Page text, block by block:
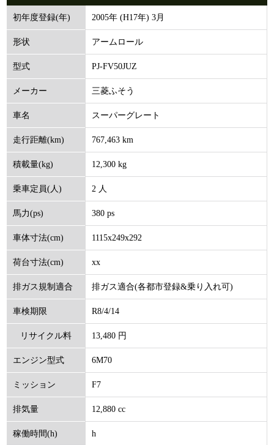
初年度登録(年) 2005年 (H17年) 3月
形状 アームロール
型式 PJ-FV50JUZ
メーカー 三菱ふそう
車名 スーパーグレート
走行距離(km) 767,463 km
積載量(kg) 12,300 kg
乗車定員(人) 2 人
馬力(ps) 380 ps
車体寸法(cm) 1115x249x292
荷台寸法(cm) xx
排ガス規制適合 排ガス適合(各都市登録&乗り入れ可)
車検期限 R8/4/14
リサイクル料
(円)
13,480 円
エンジン型式 6M70
ミッション F7
排気量 12,880 cc
稼働時間(h) h